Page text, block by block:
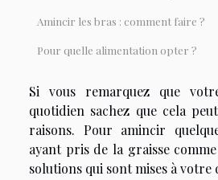
Amincir les bras : comment faire ?
Pour quelle alimentation opter ?
Si vous remarquez que
quotidien sachez que cela
raisons. Pour amincir
ayant pris de la graisse
solutions qui sont mises à votre